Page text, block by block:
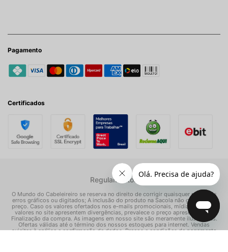
Pagamento
Certificados
Regulamentos
O Mundo do Cabeleireiro se reserva no direito de corrigir quaisquer possíveis
erros gráficos ou digitados; A inclusão do produto na Sacola não garante seu
preço. Caso os valores ofertados nos e-mails promocionais, mídias sociais e
valores no site apresentem divergências, prevalece o preço apresentado na
Finalização da compra. As imagens em nosso site são meramente ilustrativas.
Ofertas válidas até o término dos nossos estoques para internet. Vendas
sujeitas à análise e confirmação de dados. Preços e condições de pagamento